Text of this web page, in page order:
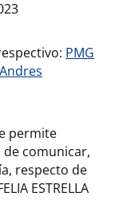
PMG
permite
comunicar,
respecto de
ESTRELLA